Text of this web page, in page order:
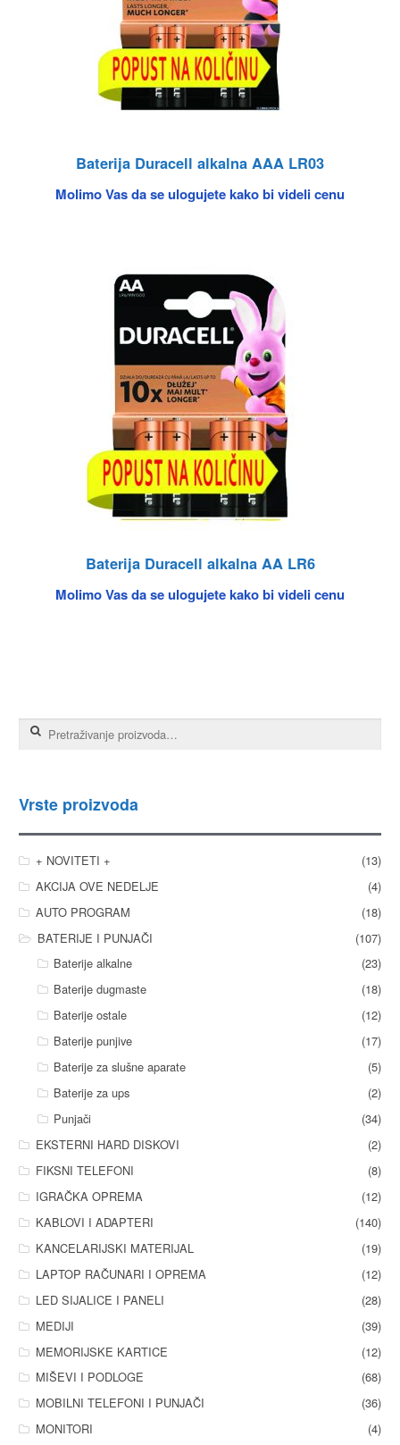
Baterija Duracell alkalna AAA LR03
Molimo Vas da se ulogujete kako bi videli cenu
Baterija Duracell alkalna AA LR6
Molimo Vas da se ulogujete kako bi videli cenu
Pretraga za:
Vrste proizvoda
+ NOVITETI +
(13)
AKCIJA OVE NEDELJE
(4)
AUTO PROGRAM
(18)
BATERIJE I PUNJAČI
(107)
Baterije alkalne
(23)
Baterije dugmaste
(18)
Baterije ostale
(12)
Baterije punjive
(17)
Baterije za slušne aparate
(5)
Baterije za ups
(2)
Punjači
(34)
EKSTERNI HARD DISKOVI
(2)
FIKSNI TELEFONI
(8)
IGRAČKA OPREMA
(12)
KABLOVI I ADAPTERI
(140)
KANCELARIJSKI MATERIJAL
(19)
LAPTOP RAČUNARI I OPREMA
(12)
LED SIJALICE I PANELI
(28)
MEDIJI
(39)
MEMORIJSKE KARTICE
(12)
MIŠEVI I PODLOGE
(68)
MOBILNI TELEFONI I PUNJAČI
(36)
MONITORI
(4)